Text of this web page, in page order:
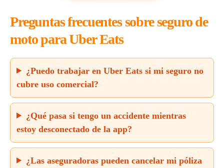
Preguntas frecuentes sobre seguro de
moto para Uber Eats
¿Puedo trabajar en Uber Eats si mi seguro no
cubre uso comercial?
¿Qué pasa si tengo un accidente mientras
estoy desconectado de la app?
¿Las aseguradoras pueden cancelar mi póliza